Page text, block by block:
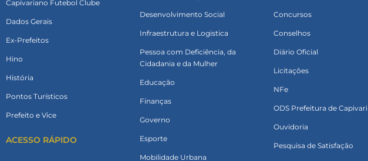
Capivariano Futebol Clube
Dados Gerais
Ex-Prefeitos
Hino
História
Pontos Turísticos
Prefeito e Vice
ACESSO RÁPIDO
Desenvolvimento Social
Infraestrutura e Logistica
Pessoa com Deficiência, da
Cidadania e da Mulher
Educação
Finanças
Governo
Esporte
Mobilidade Urbana
Concursos
Conselhos
Diário Oficial
Licitações
NFe
ODS Prefeitura de Capivari
Ouvidoria
Pesquisa de Satisfação